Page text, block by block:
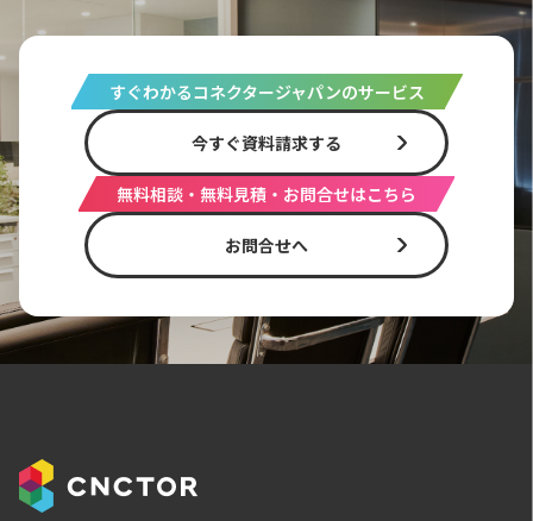
すぐわかるコネクタージャパンのサービス
今すぐ資料請求する
無料相談・無料見積・お問合せはこちら
お問合せへ